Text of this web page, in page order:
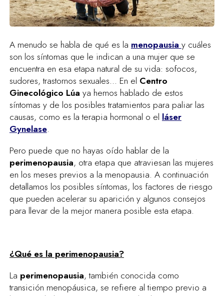
A menudo se habla de qué es lamenopausiay cuáles
son los síntomas que le indican a una mujer que se
encuentra en esa etapa natural de su vida: sofocos,
sudores, trastornos sexuales... En el Centro
Ginecológico Lúa ya hemos hablado de estos
síntomas y de los posibles tratamientos para paliar las
causas, como es la terapia hormonal o elláser
Gynelase.
Pero puede que no hayas oído hablar de la
perimenopausia, otra etapa que atraviesan las mujeres
en los meses previos a la menopausia. A continuación
detallamos los posibles síntomas, los factores de riesgo
que pueden acelerar su aparición y algunos consejos
para llevar de la mejor manera posible esta etapa.
¿Qué es la perimenopausia?
La perimenopausia, también conocida como
transición menopáusica, se refiere al tiempo previo a